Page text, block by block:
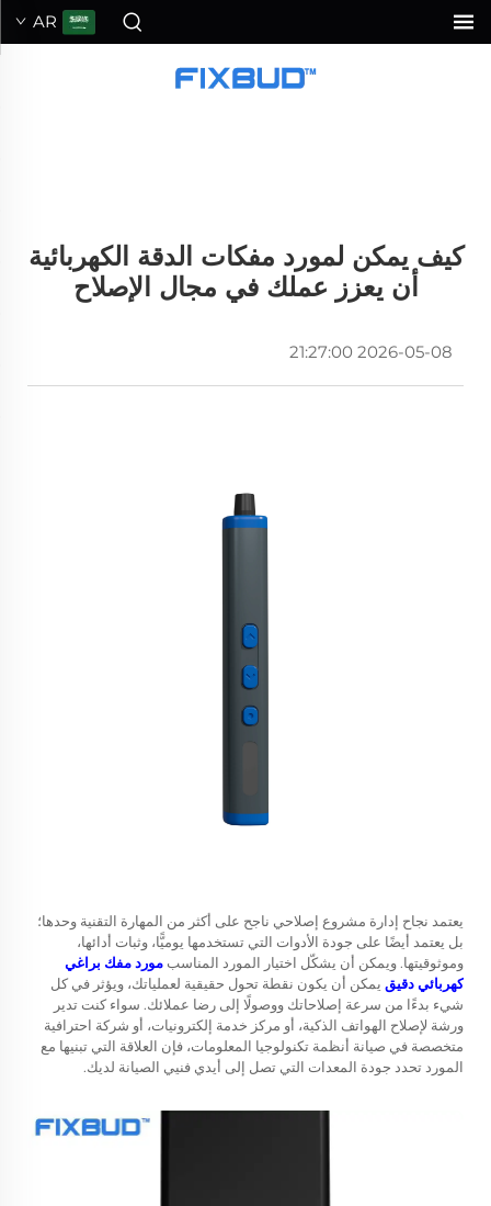
AR
كيف يمكن لمورد مفكات الدقة الكهربائية
أن يعزز عملك في مجال الإصلاح
2026-05-08 21:27:00
يعتمد نجاح إدارة مشروع إصلاحي ناجح على أكثر من المهارة التقنية وحدها؛
بل يعتمد أيضًا على جودة الأدوات التي تستخدمها يوميًّا، وثبات أدائها،
وموثوقيتها. ويمكن أن يشكّل اختيار المورد المناسب مورد مفك براغي
كهربائي دقيق يمكن أن يكون نقطة تحول حقيقية لعملياتك، ويؤثر في كل
شيء بدءًا من سرعة إصلاحاتك ووصولًا إلى رضا عملائك. سواء كنت تدير
ورشة لإصلاح الهواتف الذكية، أو مركز خدمة إلكترونيات، أو شركة احترافية
متخصصة في صيانة أنظمة تكنولوجيا المعلومات، فإن العلاقة التي تبنيها مع
المورد تحدد جودة المعدات التي تصل إلى أيدي فنيي الصيانة لديك.